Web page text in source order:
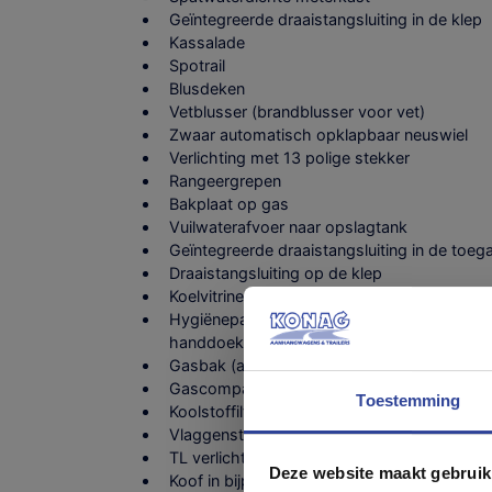
Toestemming
Deze website maakt
Geïntegreerde draaistangsluiting in de klep
Kassalade
Spotrail
Blusdeken
Vetblusser (brandblusser voor vet)
Zwaar automatisch opklapbaar neuswiel
Verlichting met 13 polige stekker
Rangeergrepen
Bakplaat op gas
Vuilwaterafvoer naar opslagtank
Geïntegreerde draaistangsluiting in de
Draaistangsluiting op de klep
Koelvitrine met marmer werkblad in de
Hygiënepakket (5 l handgevulde boiler,
handdoekrolhouder)
Gasbak (aluminium tranenplaat) voor 3
Gascompartiment in de wagen verwerkt
Koolstoffilter
Vlaggenstokhouder
TL verlichting
Koof in bijpassende kleur van de balie met
Wij
Deze pagina